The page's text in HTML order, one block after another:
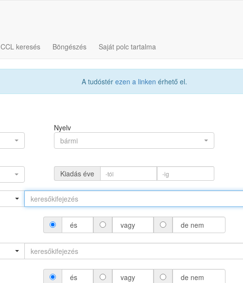
CCL keresés Böngészés Saját polc tartalma
A tudóstér ezen a linken érhető el.
Nyelv
bármi
Kiadás éve
és vagy de nem
és vagy de nem